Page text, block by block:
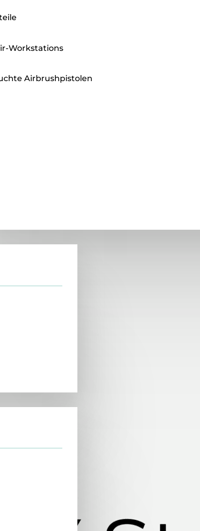
Workstations
Airbrushpistolen